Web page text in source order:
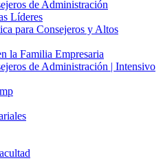
de Administración
Líderes
para Consejeros y Altos
la Familia Empresaria
de Administración | Intensivo